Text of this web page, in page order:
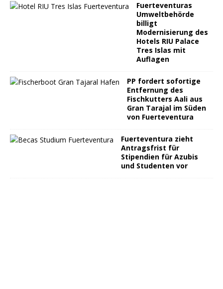
Fuerteventuras
Umweltbehörde
billigt
Modernisierung des
Hotels RIU Palace
Tres Islas mit
Auflagen
PP fordert sofortige
Entfernung des
Fischkutters Aali aus
Gran Tarajal im Süden
von Fuerteventura
Fuerteventura zieht
Antragsfrist für
Stipendien für Azubis
und Studenten vor